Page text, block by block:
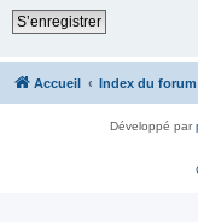
S’enregistrer
Accueil Index du forum
Développé par